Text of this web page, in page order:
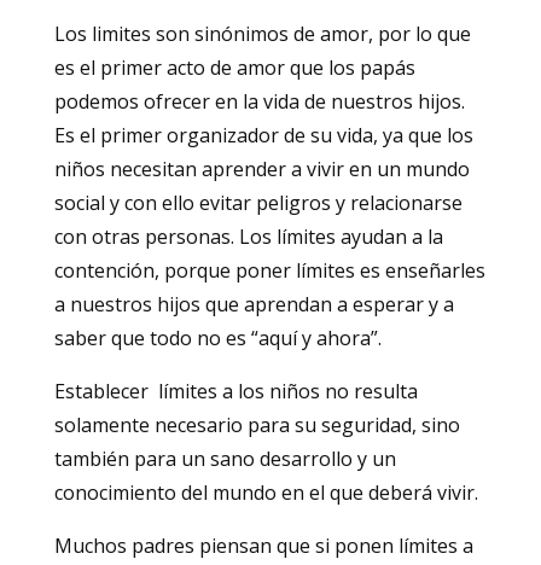
Los limites son sinónimos de amor, por lo que
es el primer acto de amor que los papás
podemos ofrecer en la vida de nuestros hijos.
Es el primer organizador de su vida, ya que los
niños necesitan aprender a vivir en un mundo
social y con ello evitar peligros y relacionarse
con otras personas. Los límites ayudan a la
contención, porque poner límites es enseñarles
a nuestros hijos que aprendan a esperar y a
saber que todo no es “aquí y ahora”.
Establecer límites a los niños no resulta
solamente necesario para su seguridad, sino
también para un sano desarrollo y un
conocimiento del mundo en el que deberá vivir.
Muchos padres piensan que si ponen límites a